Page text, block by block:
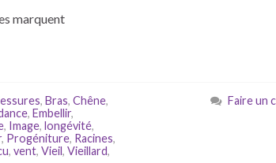
marquent
, Bras, Chêne,
, Embellir,
, Image, longévité,
, Progéniture, Racines,
, vent, Vieil, Vieillard,
Faire un